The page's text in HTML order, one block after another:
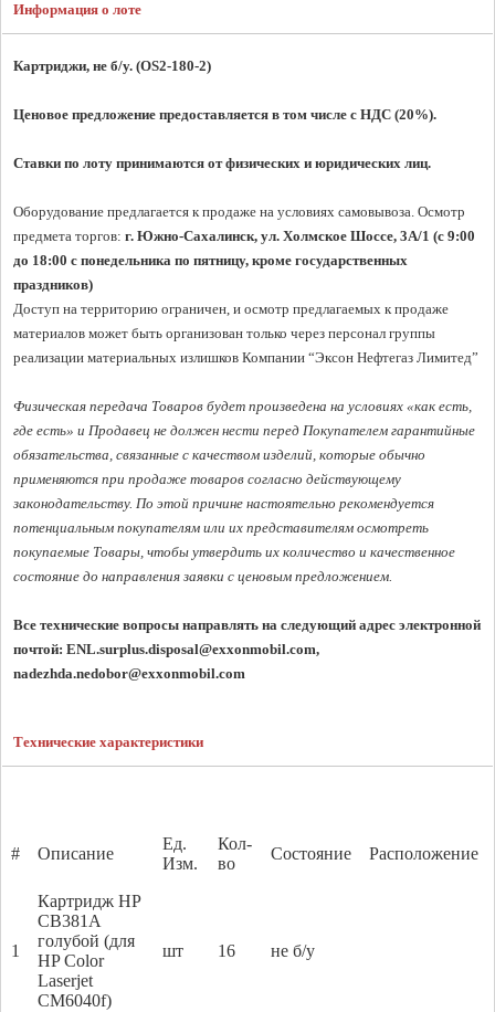
Информация о лоте
Картриджи, не б/у. (OS2-180-2)
Ценовое предложение предоставляется в том числе с НДС (20%).
Ставки по лоту принимаются от физических и юридических лиц.
Оборудование предлагается к продаже на условиях самовывоза. Осмотр
предмета торгов: г. Южно-Сахалинск, ул. Холмское Шоссе, 3A/1 (с 9:00
до 18:00 с понедельника по пятницу, кроме государственных
праздников)
Доступ на территорию ограничен, и осмотр предлагаемых к продаже
материалов может быть организован только через персонал группы
реализации материальных излишков Компании “Эксон Нефтегаз Лимитед”
Физическая передача Товаров будет произведена на условиях «как есть,
где есть» и Продавец не должен нести перед Покупателем гарантийные
обязательства, связанные с качеством изделий, которые обычно
применяются при продаже товаров согласно действующему
законодательству. По этой причине настоятельно рекомендуется
потенциальным покупателям или их представителям осмотреть
покупаемые Товары, чтобы утвердить их количество и качественное
состояние до направления заявки с ценовым предложением.
Все технические вопросы направлять на следующий адрес электронной
почтой: ENL.surplus.disposal@exxonmobil.com,
nadezhda.nedobor@exxonmobil.com
Технические характеристики
# Описание
Ед.
Изм.
Кол-
во
Состояние Расположение
1
Картридж HP
CB381A
голубой (для
HP Color
Laserjet
CM6040f)
шт 16 не б/у